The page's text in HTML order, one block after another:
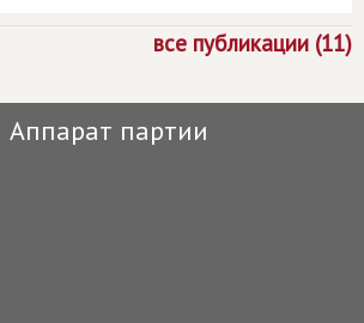
все публикации (11)
партии